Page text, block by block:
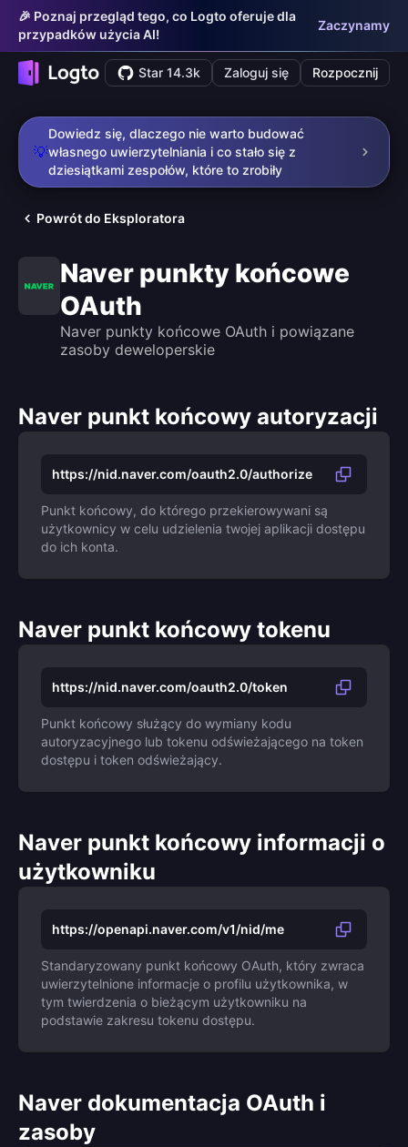
🎉 Poznaj przegląd tego, co Logto oferuje dla
przypadków użycia AI!
Zaczynamy
Star 14.3k Zaloguj się Rozpocznij
💡
Dowiedz się, dlaczego nie warto budować
własnego uwierzytelniania i co stało się z
dziesiątkami zespołów, które to zrobiły
Powrót do Eksploratora
Naver punkty końcowe
OAuth
Naver punkty końcowe OAuth i powiązane
zasoby deweloperskie
Naver punkt końcowy autoryzacji
https://nid.naver.com/oauth2.0/authorize
Punkt końcowy, do którego przekierowywani są
użytkownicy w celu udzielenia twojej aplikacji dostępu
do ich konta.
Naver punkt końcowy tokenu
https://nid.naver.com/oauth2.0/token
Punkt końcowy służący do wymiany kodu
autoryzacyjnego lub tokenu odświeżającego na token
dostępu i token odświeżający.
Naver punkt końcowy informacji o
użytkowniku
https://openapi.naver.com/v1/nid/me
Standaryzowany punkt końcowy OAuth, który zwraca
uwierzytelnione informacje o profilu użytkownika, w
tym twierdzenia o bieżącym użytkowniku na
podstawie zakresu tokenu dostępu.
Naver dokumentacja OAuth i
zasoby